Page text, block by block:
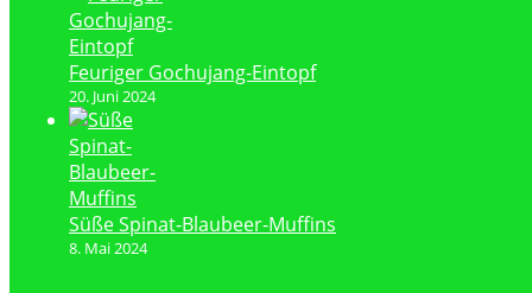
Feuriger Gochujang-Eintopf
20. Juni 2024
Süße Spinat-Blaubeer-Muffins
8. Mai 2024